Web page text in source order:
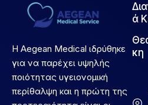
Η Aegean Medical ιδρύθηκε
για να παρέχει υψηλής
ποιότητας υγειονομική
περίθαλψη και η πρώτη της
ά
κη